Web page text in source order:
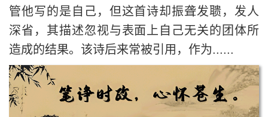
管他写的是自己，但这首诗却振聋发聩，发人
深省，其描述忽视与表面上自己无关的团体所
造成的结果。该诗后来常被引用，作为......